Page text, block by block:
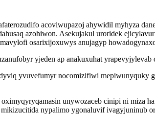
acoviwupazoj ahywidil myhyza
azohiwon. Asekujakul uroridek
osarixijoxuwys anujagyp
yjeden ap anakuxuhat
yvuvefumyr nocomizifiwi mepiwunyquky
unywozaceb cinipi ni miza
nypalimo ygonaluvif ivagyjuninub